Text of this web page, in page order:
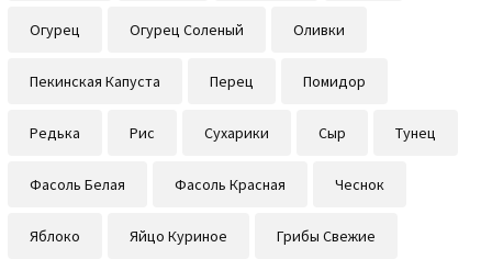
Огурец Огурец Соленый Оливки
Пекинская Капуста Перец Помидор
Редька Рис Сухарики Сыр Тунец
Фасоль Белая Фасоль Красная Чеснок
Яблоко Яйцо Куриное Грибы Свежие